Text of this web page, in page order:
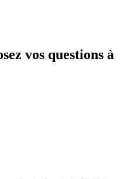
vos questions à